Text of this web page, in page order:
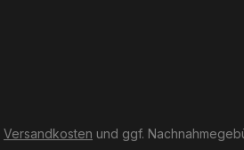
Versandkosten und ggf.